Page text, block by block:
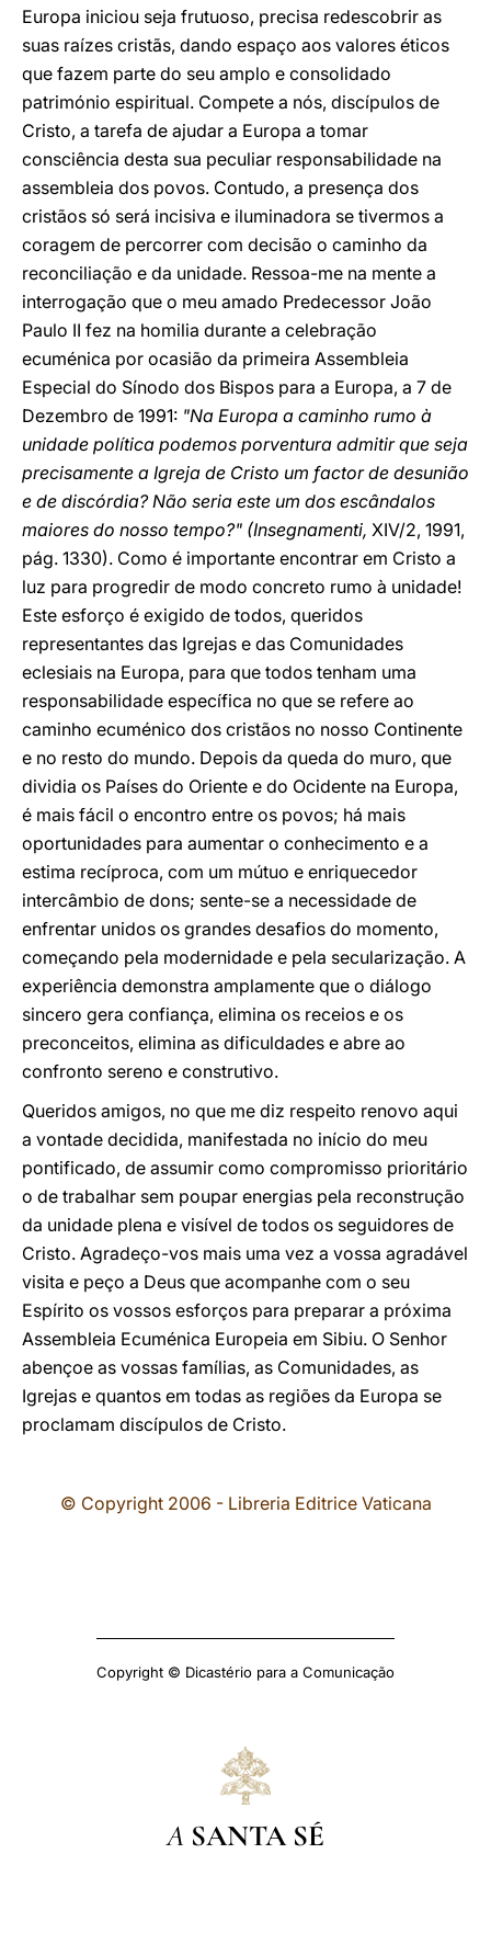
Europa iniciou seja frutuoso, precisa redescobrir as
suas raízes cristãs, dando espaço aos valores éticos
que fazem parte do seu amplo e consolidado
património espiritual. Compete a nós, discípulos de
Cristo, a tarefa de ajudar a Europa a tomar
consciência desta sua peculiar responsabilidade na
assembleia dos povos. Contudo, a presença dos
cristãos só será incisiva e iluminadora se tivermos a
coragem de percorrer com decisão o caminho da
reconciliação e da unidade. Ressoa-me na mente a
interrogação que o meu amado Predecessor João
Paulo II fez na homilia durante a celebração
ecuménica por ocasião da primeira Assembleia
Especial do Sínodo dos Bispos para a Europa, a 7 de
Dezembro de 1991: "Na Europa a caminho rumo à
unidade política podemos porventura admitir que seja
precisamente a Igreja de Cristo um factor de desunião
e de discórdia? Não seria este um dos escândalos
maiores do nosso tempo?" (Insegnamenti, XIV/2, 1991,
pág. 1330). Como é importante encontrar em Cristo a
luz para progredir de modo concreto rumo à unidade!
Este esforço é exigido de todos, queridos
representantes das Igrejas e das Comunidades
eclesiais na Europa, para que todos tenham uma
responsabilidade específica no que se refere ao
caminho ecuménico dos cristãos no nosso Continente
e no resto do mundo. Depois da queda do muro, que
dividia os Países do Oriente e do Ocidente na Europa,
é mais fácil o encontro entre os povos; há mais
oportunidades para aumentar o conhecimento e a
estima recíproca, com um mútuo e enriquecedor
intercâmbio de dons; sente-se a necessidade de
enfrentar unidos os grandes desafios do momento,
começando pela modernidade e pela secularização. A
experiência demonstra amplamente que o diálogo
sincero gera confiança, elimina os receios e os
preconceitos, elimina as dificuldades e abre ao
confronto sereno e construtivo.
Queridos amigos, no que me diz respeito renovo aqui
a vontade decidida, manifestada no início do meu
pontificado, de assumir como compromisso prioritário
o de trabalhar sem poupar energias pela reconstrução
da unidade plena e visível de todos os seguidores de
Cristo. Agradeço-vos mais uma vez a vossa agradável
visita e peço a Deus que acompanhe com o seu
Espírito os vossos esforços para preparar a próxima
Assembleia Ecuménica Europeia em Sibiu. O Senhor
abençoe as vossas famílias, as Comunidades, as
Igrejas e quantos em todas as regiões da Europa se
proclamam discípulos de Cristo.
© Copyright 2006 - Libreria Editrice Vaticana
Copyright © Dicastério para a Comunicação
A SANTA SÉ